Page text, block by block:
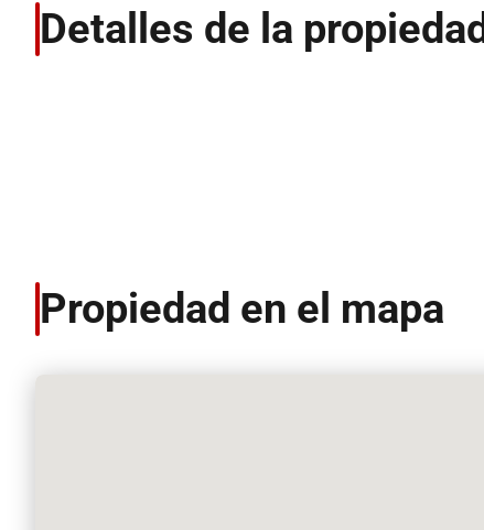
Detalles de la propiedad
Propiedad en el mapa